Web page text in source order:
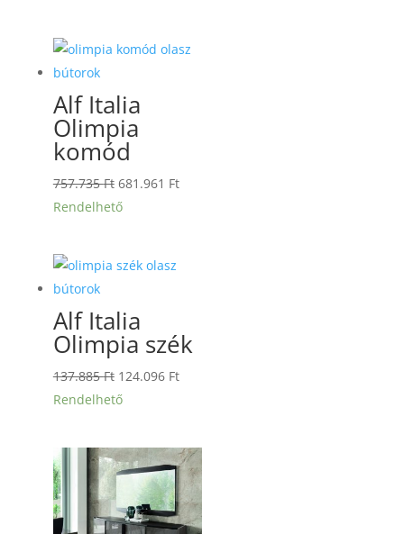
Alf Italia
Olimpia
komód
757.735Ft Original
price
681.961 FtCurrent
Rendelhető
Alf Italia
Olimpia szék
137.885Ft Original
price
137.885 Ft.
124.096 FtCurrent
124.096 Ft.
Rendelhető